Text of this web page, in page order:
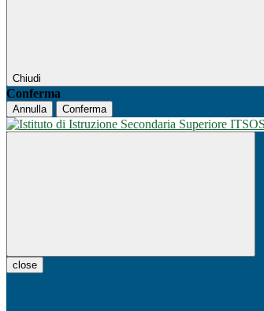
Chiudi
Conferma
Annulla Conferma
close